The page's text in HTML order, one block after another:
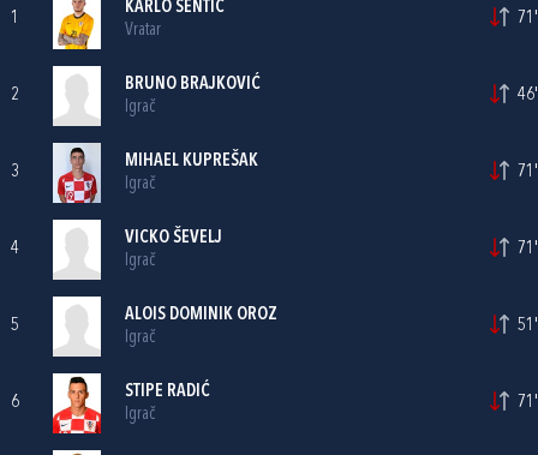
1
KARLO SENTIĆ
Vratar
71'
2
BRUNO BRAJKOVIĆ
Igrač
46'
3
MIHAEL KUPREŠAK
Igrač
71'
4
VICKO ŠEVELJ
Igrač
71'
5
ALOIS DOMINIK OROZ
Igrač
51'
6
STIPE RADIĆ
Igrač
71'